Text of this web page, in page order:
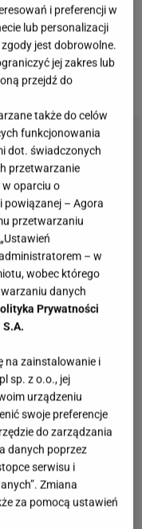
Ostatni
. To ona całkowicie
Wyciągają
i preferencji w
lub personalizacji
jest dobrowolne.
jej zakres lub
przejdź do
także do celów
funkcjonowania
dot. świadczonych
przetwarzanie
w oparciu o
powiązanej – Agora
przetwarzaniu
– w
wobec którego
danych
Prywatności
na zainstalowanie i
sp. z o.o., jej
urządzeniu
swoje preferencje
do zarządzania
danych poprzez
serwisu i
Zmiana
za pomocą ustawień